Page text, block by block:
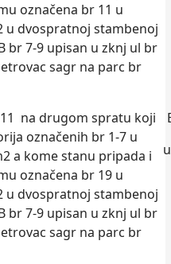
označena br 11 u
u dvospratnoj stambenoj
br 7-9 upisan u zknj ul br
sagr na parc br
na drugom spratu koji
označenih br 1-7 u
a kome stanu pripada i
označena br 19 u
u dvospratnoj stambenoj
br 7-9 upisan u zknj ul br
sagr na parc br